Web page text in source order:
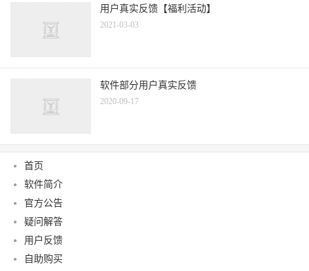
用户真实反馈【福利活动】
2021-03-03
软件部分用户真实反馈
2020-09-17
首页
软件简介
官方公告
疑问解答
用户反馈
自助购买